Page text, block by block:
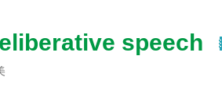
speech